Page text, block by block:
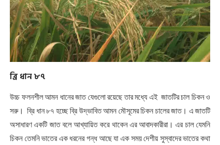
ব্রিধান৮৭
উচ্চ ফলনশীল আমন ধানের জাত যেগুলো রয়েছে তার মধ্যে এই জাতটির চাল চিকন ও
সরু। ব্রি ধান ৮৭ হচ্ছে ব্রি উদ্ভাবিত আমন মৌসূমের চিকন চালের জাত। এ জাতটি
অসাধারণ একটি জাত বলে আখ্যায়িত করে থাকেন এর আবাদকারীরা। এর চাল যেমনি
চিকন তেমনি ভাতের এক ধরনের গন্ধ আছে যা এক সময় দেশীয় সুস্বাদের ভাতের কথা